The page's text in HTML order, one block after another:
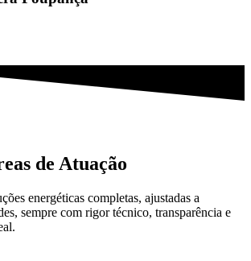
de Atuação
energéticas completas, ajustadas a
sempre com rigor técnico, transparência e